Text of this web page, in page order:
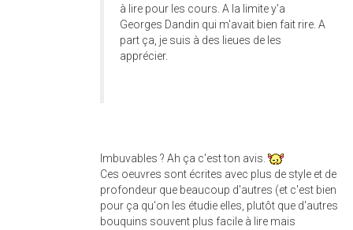
à lire pour les cours. A la limite y'a
Georges Dandin qui m'avait bien fait rire. A
part ça, je suis à des lieues de les
apprécier.
Imbuvables ? Ah ça c'est ton avis.
Ces oeuvres sont écrites avec plus de style et de
profondeur que beaucoup d'autres (et c'est bien
pour ça qu'on les étudie elles, plutôt que d'autres
bouquins souvent plus facile à lire mais